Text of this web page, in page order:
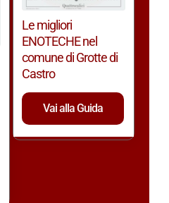
Le migliori
ENOTECHE nel
comune di Grotte di
Castro
Vai alla Guida